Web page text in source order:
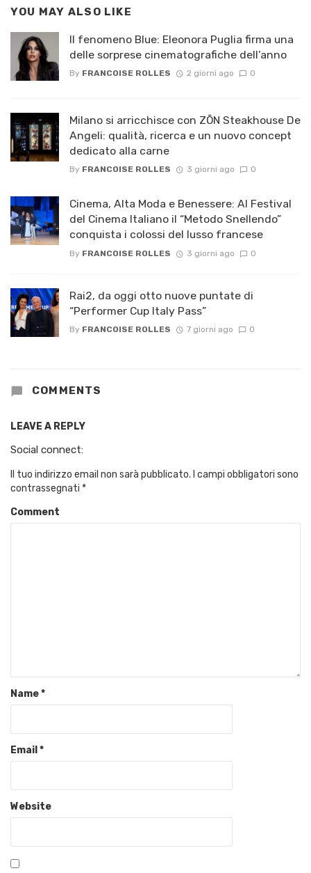
YOU MAY ALSO LIKE
Il fenomeno Blue: Eleonora Puglia firma una
delle sorprese cinematografiche dell’anno
By FRANCOISE ROLLES 2 giorni ago 0
Milano si arricchisce con ZŌN Steakhouse De
Angeli: qualità, ricerca e un nuovo concept
dedicato alla carne
By FRANCOISE ROLLES 3 giorni ago 0
Cinema, Alta Moda e Benessere: Al Festival
del Cinema Italiano il “Metodo Snellendo”
conquista i colossi del lusso francese
By FRANCOISE ROLLES 3 giorni ago 0
Rai2, da oggi otto nuove puntate di
“Performer Cup Italy Pass”
By FRANCOISE ROLLES 7 giorni ago 0
COMMENTS
LEAVE A REPLY
Social connect:
Il tuo indirizzo email non sarà pubblicato. I campi obbligatori sono
contrassegnati *
Comment
Name*
Email*
Website